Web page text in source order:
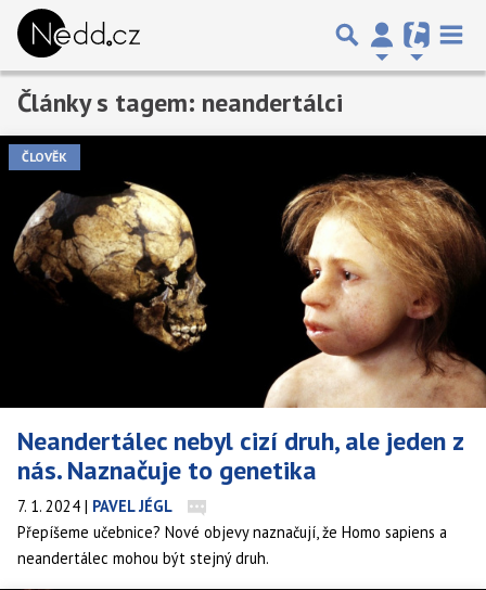
Články s tagem: neandertálci
ČLOVĚK
Neandertálec nebyl cizí druh, ale jeden z
nás. Naznačuje to genetika
7. 1. 2024 | PAVEL JÉGL
Přepíšeme učebnice? Nové objevy naznačují, že Homo sapiens a
neandertálec mohou být stejný druh.
Předchozí